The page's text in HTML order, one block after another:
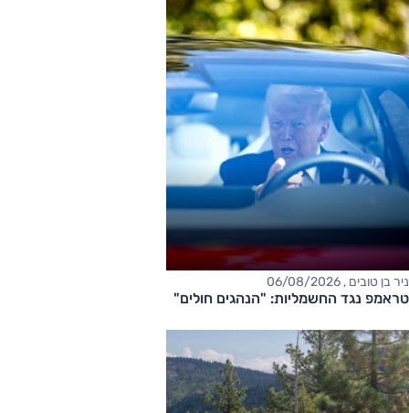
ניר בן טובים , 06/08/2026
טראמפ נגד החשמליות: "הנהגים חולים"